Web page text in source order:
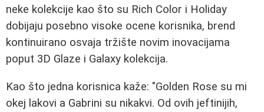
neke kolekcije kao što su Rich Color i Holiday
dobijaju posebno visoke ocene korisnika, brend
kontinuirano osvaja tržište novim inovacijama
poput 3D Glaze i Galaxy kolekcija.
Kao što jedna korisnica kaže: "Golden Rose su mi
okej lakovi a Gabrini su nikakvi. Od ovih jeftinijih,